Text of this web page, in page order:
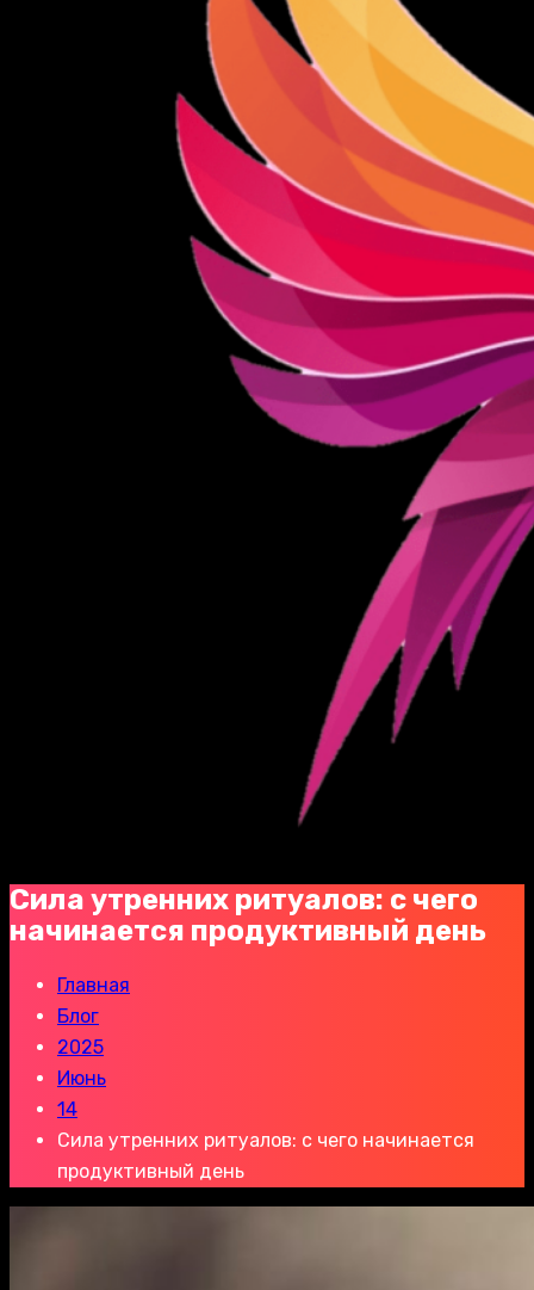
Сила утренних ритуалов: с чего
начинается продуктивный день
Главная
Блог
2025
Июнь
14
Сила утренних ритуалов: с чего начинается
продуктивный день